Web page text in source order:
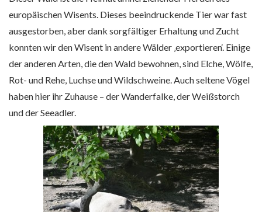
europäischen Wisents. Dieses beeindruckende Tier war fast
ausgestorben, aber dank sorgfältiger Erhaltung und Zucht
konnten wir den Wisent in andere Wälder ‚exportieren‘. Einige
der anderen Arten, die den Wald bewohnen, sind Elche, Wölfe,
Rot- und Rehe, Luchse und Wildschweine. Auch seltene Vögel
haben hier ihr Zuhause – der Wanderfalke, der Weißstorch
und der Seeadler.